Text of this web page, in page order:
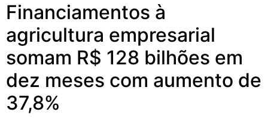
Financiamentos à
agricultura empresarial
somam R$ 128 bilhões em
dez meses com aumento de
37,8%